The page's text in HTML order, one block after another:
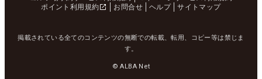
ポイント利用規約
お問合せ ヘルプ サイトマップ
掲載されている全てのコンテンツの無断での転載、転用、コピー等は禁じま
す。
© ALBA Net